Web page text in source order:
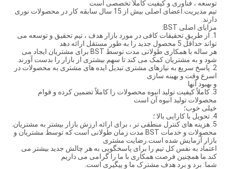
توسعه ، فناوری و کیفیت کاملاً تخصصی است
تیم مدیریت.اعضای اصلی بیش از 15 سال سابقه کار در محصولات نوری
دارند.
مزایای اصلی BST:
1. از طریق تحقیقات کافی در مورد بازار هدف ، تیم تحقیق و توسعه می
تواند حداقل 5 محصول جدید را به طور مستقل ارائه دهد
هر ساله با همکاری طولانی مدت توسط BST برای مشتریان ایجاد می
شود و به مشتریان کمک می کند تا سهم بیشتری از بازار را بدست آورند.
2. پاسخ سریع به نیازهای مشتری.تبدیل ایده های مشتری به محصولات در
اسرع وقت و بهینه سازی
و بهبود آنها
3. كاملاً كیفیت تولید انبوه محصولات را كاملاً تضمین كرده و قوام
محصولات تولید انبوه آن است
خیلی خوب؛
4. تحویل با کارایی بالا ؛
5. هزینه های کنترل منطقی تر ، برای ارائه ارزش بازار بیشتر به مشتریان.
محصولات و خدمات BST مدت زمان طولانی است که توسط مشتریان و
بازار آزمایش شده است.رضایت مشتری
اعتماد به نفس کل تیم را برای پاسخگویی به هر چالش جدید بیشتر می
کند.ما همچنین فرصت همکاری با ما را گرامی می داریم
شما: برد و برد هدف مشترک ما و پیگیری است.